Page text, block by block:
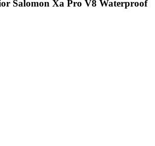
Salomon Xa Pro V8 Waterproof